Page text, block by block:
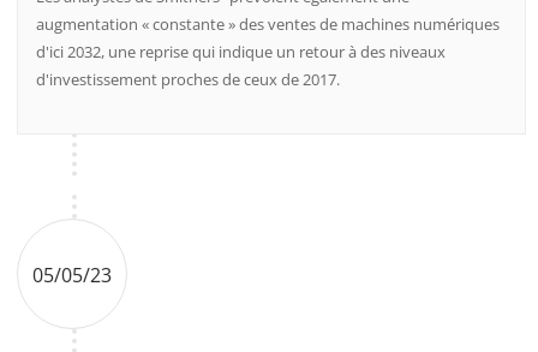
augmentation « constante » des ventes de machines numériques
d'ici 2032, une reprise qui indique un retour à des niveaux
d'investissement proches de ceux de 2017.
05/05/23